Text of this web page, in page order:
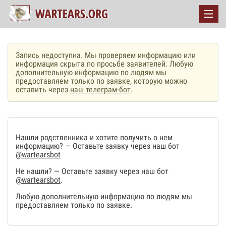
Запись недоступна. Мы проверяем информацию или
информация скрыта по просьбе заявителей. Любую
дополнительную информацию по людям мы
предоставляем только по заявке, которую можно
оставить через наш телеграм-бот.
Нашли родственника и хотите получить о нем
информацию? — Оставьте заявку через наш бот
@wartearsbot
Не нашли? — Оставьте заявку через наш бот
@wartearsbot.
Любую дополнительную информацию по людям мы
предоставляем только по заявке.